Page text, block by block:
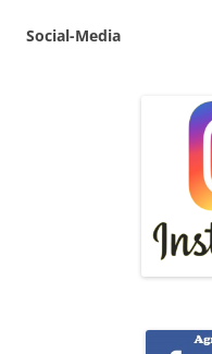
Social-Media